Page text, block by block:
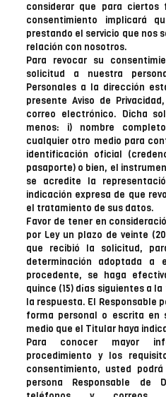
considerar que para
consentimiento implicará
prestando el servicio que nos
relación con nosotros.
Para revocar su
solicitud a nuestra
Personales a la dirección
presente Aviso de
correo electrónico. Dicha
menos: i) nombre
cualquier otro medio para
identificación oficial
pasaporte) o bien, el
se acredite la
indicación expresa de que
el tratamiento de sus datos.
Favor de tener en
por Ley un plazo de veinte
que recibió la solicitud,
determinación adoptada
procedente, se haga
quince (15) días siguientes a
la respuesta. El Responsable
forma personal o escrita en
medio que el Titular haya
Para conocer mayor
procedimiento y los
consentimiento, usted
persona Responsable de